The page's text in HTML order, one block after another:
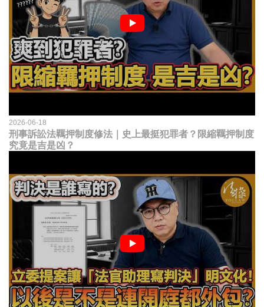
2026-06-18
刑事訴訟法羈押制度修法｜史上最挺犯罪者？限縮羈押制度
究竟是吉是凶？